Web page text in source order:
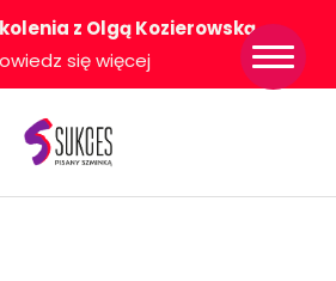
z Olgą Kozierowską-
się więcej